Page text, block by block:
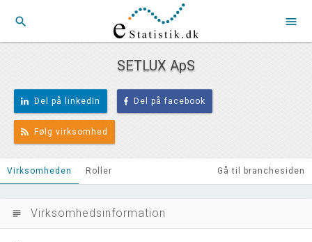
search menu
SETLUX ApS
Del på linkedIn Del på facebook
Følg virksomhed
Virksomheden Roller Gå til branchesiden
subject Virksomhedsinformation